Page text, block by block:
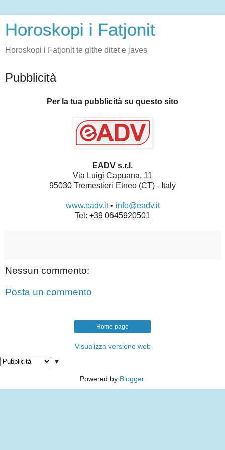
Horoskopi i Fatjonit
Horoskopi i Fatjonit te githe ditet e javes
Pubblicità
Per la tua pubblicità su questo sito
EADV s.r.l.
Via Luigi Capuana, 11
95030 Tremestieri Etneo (CT) - Italy
www.eadv.it• info@eadv.it
Tel: +39 0645920501
Nessun commento:
Posta un commento
Home page
Visualizza versione web
▼
Powered by Blogger.